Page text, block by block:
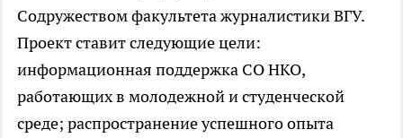
Содружеством факультета журналистики ВГУ.
Проект ставит следующие цели:
информационная поддержка СО НКО,
работающих в молодежной и студенческой
среде; распространение успешного опыта